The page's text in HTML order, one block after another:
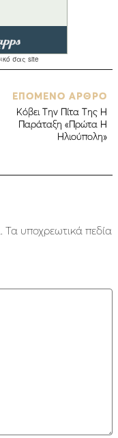
ΕΠΟΜΕΝΟ ΑΡΘΡΟ
Κόβει Την Πίτα Της Η
Παράταξη «Πρώτα Η
Ηλιούπολη»
Τα υποχρεωτικά πεδία